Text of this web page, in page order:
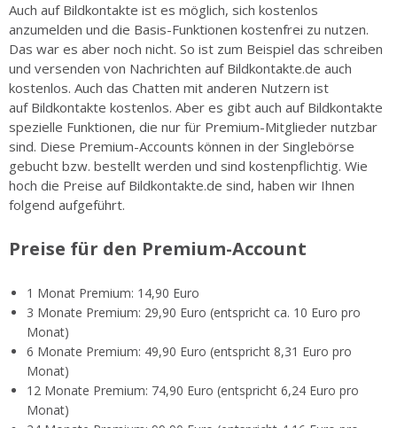
Auch auf Bildkontakte ist es möglich, sich kostenlos
anzumelden und die Basis-Funktionen kostenfrei zu nutzen.
Das war es aber noch nicht. So ist zum Beispiel das schreiben
und versenden von Nachrichten auf Bildkontakte.de auch
kostenlos. Auch das Chatten mit anderen Nutzern ist
auf Bildkontakte kostenlos. Aber es gibt auch auf Bildkontakte
spezielle Funktionen, die nur für Premium-Mitglieder nutzbar
sind. Diese Premium-Accounts können in der Singlebörse
gebucht bzw. bestellt werden und sind kostenpflichtig. Wie
hoch die Preise auf Bildkontakte.de sind, haben wir Ihnen
folgend aufgeführt.
Preise für den Premium-Account
1 Monat Premium: 14,90 Euro
3 Monate Premium: 29,90 Euro (entspricht ca. 10 Euro pro
Monat)
6 Monate Premium: 49,90 Euro (entspricht 8,31 Euro pro
Monat)
12 Monate Premium: 74,90 Euro (entspricht 6,24 Euro pro
Monat)